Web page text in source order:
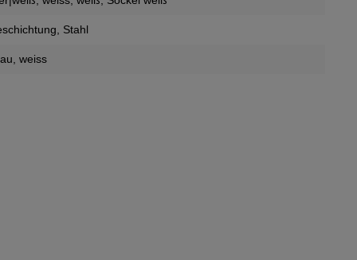
, Stahl
, weiss